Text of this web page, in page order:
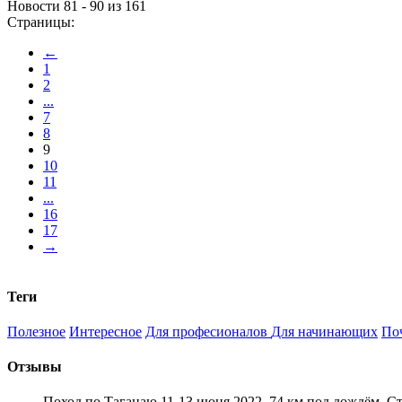
Новости 81 - 90 из 161
Страницы:
←
1
2
...
7
8
9
10
11
...
16
17
→
Теги
Полезное Интересное Для професионалов Для начинающих
Отзывы